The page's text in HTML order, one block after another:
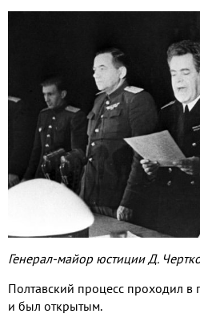
Генерал-майор юстиции Д.
Полтавский процесс проходил в
и был открытым.